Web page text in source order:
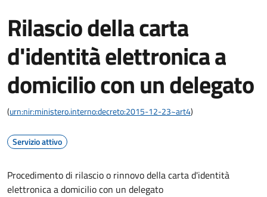
Rilascio della carta
d'identità elettronica a
domicilio con un delegato
(urn:nir:ministero.interno:decreto:2015-12-23~art4)
Servizio attivo
Procedimento di rilascio o rinnovo della carta d'identità
elettronica a domicilio con un delegato